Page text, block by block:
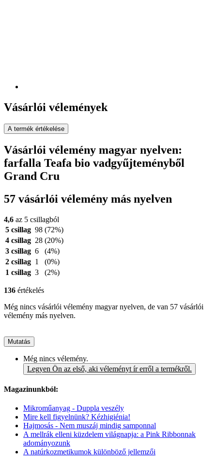
Vásárlói vélemények
A termék értékelése
Vásárlói vélemény magyar nyelven:
farfalla Teafa bio vadgyűjteményből
Grand Cru
57 vásárlói vélemény más nyelven
4,6 az 5 csillagból
5 csillag 98 (72%)
4 csillag 28 (20%)
3 csillag 6
(4%)
2 csillag 1
(0%)
1 csillag 3 (2%)
136 értékelés
Még nincs vásárlói vélemény magyar nyelven, de van 57 vásárlói
vélemény más nyelven.
Mutatás
Még nincs vélemény.
Legyen Ön az első, aki véleményt ír erről a termékről.
Magazinunkból:
Mikroműanyag - Duppla veszély
Mire kell figyelnünk? Kézhigiénia!
Hajmosás - Nem muszáj mindig samponnal
A mellrák elleni küzdelem világnapja: a Pink Ribbonnak
adományozunk
A natúrkozmetikumok különböző jellemzői